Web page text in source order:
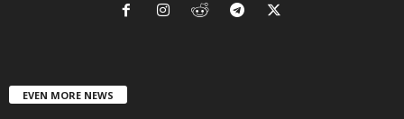
EVEN MORE NEWS